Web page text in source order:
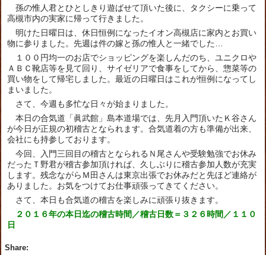
孫の惟人君とひとしきり遊ばせて頂いた後に、タクシーに乗って
高槻市内の実家に帰って行きました。
明けた日曜日は、休日恒例になったイオン高槻店に家内とお買い
物に参りました。先週は件の嫁と孫の惟人と一緒でした…
１００円均一のお店でショッピングを楽しんだのち、ユニクロや
ＡＢＣ靴店等を見て回り、サイゼリアで食事をしてから、惣菜等の
買い物をして帰宅しました。最近の日曜日はこれが恒例になってし
まいました。
さて、今週も多忙な日々が始まりました。
本日の合気道「眞武館」島本道場では、先月入門頂いたＫ谷さん
が今日が正規の初稽古となられます。合気道着の方も準備が出来、
会社にも持参しております。
今回、入門三回目の稽古となられるＮ尾さんや受験勉強でお休み
だったＴ野君が稽古参加頂ければ、久しぶりに稽古参加人数が充実
します。残念ながらＭ田さんは東京出張でお休みだと先ほど連絡が
ありました。お気をつけてお仕事頑張ってきてください。
さて、本日も合気道の稽古を楽しみに頑張り抜きます。
２０１６年の本日迄の稽古時間／稽古日数＝３２６時間／１１０
日
Share: